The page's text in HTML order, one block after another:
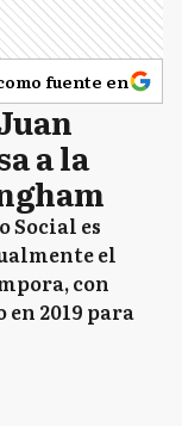
fuente en
a la
Social es
el
con
2019 para